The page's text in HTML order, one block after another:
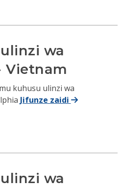
wa
Vietnam
kuhusu ulinzi wa
Jifunze zaidi
wa